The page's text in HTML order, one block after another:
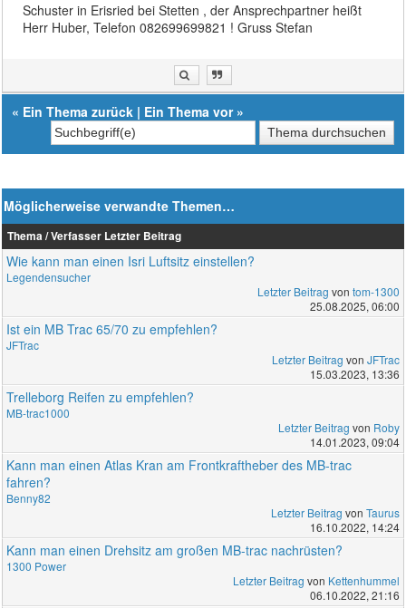
Schuster in Erisried bei Stetten , der Ansprechpartner heißt
Herr Huber, Telefon 082699699821 ! Gruss Stefan
« Ein Thema zurück | Ein Thema vor»
Möglicherweise verwandte Themen…
Thema / Verfasser Letzter Beitrag
Wie kann man einen Isri Luftsitz einstellen?
Legendensucher
Letzter Beitrag von tom-1300
25.08.2025, 06:00
Ist ein MB Trac 65/70 zu empfehlen?
JFTrac
Letzter Beitrag von JFTrac
15.03.2023, 13:36
Trelleborg Reifen zu empfehlen?
MB-trac1000
Letzter Beitrag von Roby
14.01.2023, 09:04
Kann man einen Atlas Kran am Frontkraftheber des MB-trac
fahren?
Benny82
Letzter Beitrag von Taurus
16.10.2022, 14:24
Kann man einen Drehsitz am großen MB-trac nachrüsten?
1300 Power
Letzter Beitrag von Kettenhummel
06.10.2022, 21:16